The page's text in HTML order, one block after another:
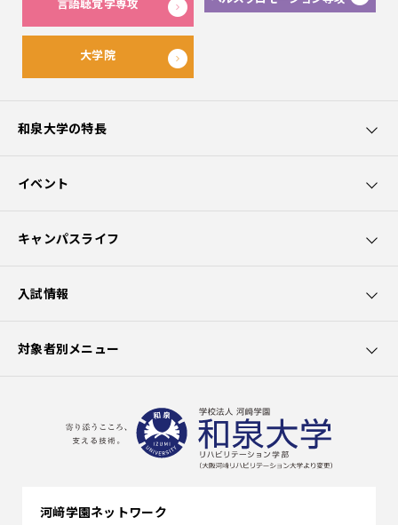
大学院
和泉大学の特長
和泉大学5つのポイント
イベント
オープンキャンパス
キャンパスライフ
学生サポート
施設の利用
入試情報
募集要項
選抜試験一覧
対象者別メニュー
卒業生の方へ
河﨑学園ネットワーク